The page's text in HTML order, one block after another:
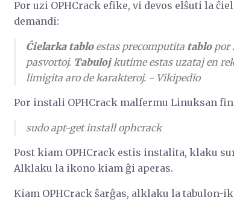
Por uzi OPHCrack efike, vi devos elŝuti la
demandi:
Ĉielarka tabloestas precomputita tablopor
pasvortoj. Tabulojkutime estas uzataj en
limigita aro de karakteroj. - Vikipedio
Por instali OPHCrack malfermu Linuksan
sudo apt-get install ophcrack
Post kiam OPHCrack estis instalita, klaku
Alklaku la ikono kiam ĝi aperas.
Kiam OPHCrack ŝarĝas, alklaku la tabulon-